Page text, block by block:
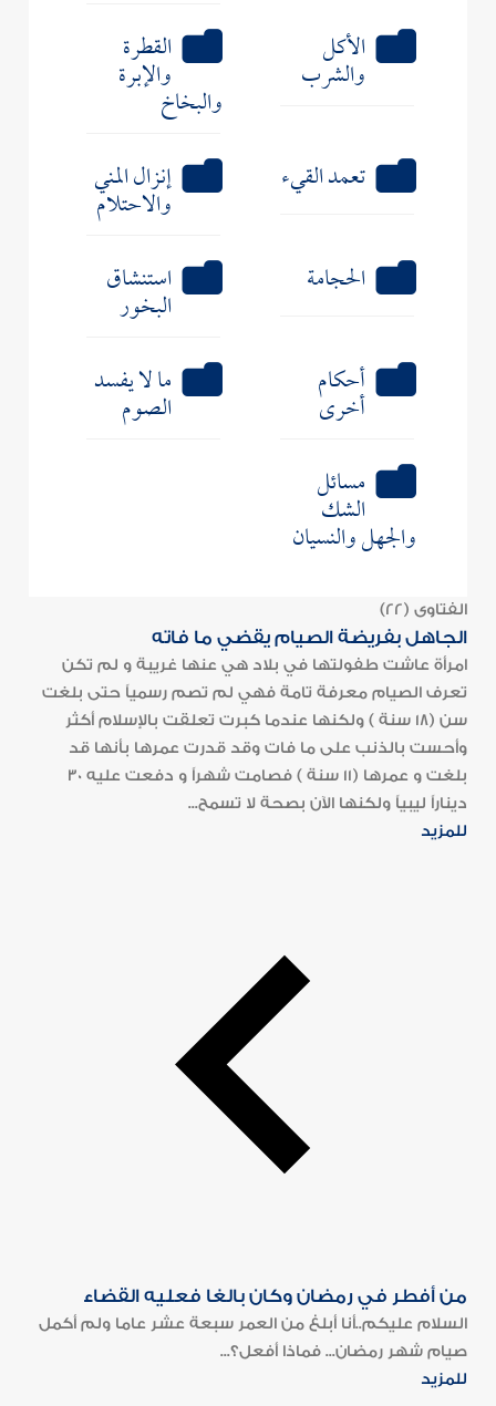
الأكل
والشرب
القطرة
والإبرة
والبخاخ
تعمد القيء
إنزال المني
والاحتلام
الحجامة
استنشاق
البخور
أحكام
أخرى
ما لا يفسد
الصوم
مسائل
الشك
والجهل والنسيان
الفتاوى (22)
الجاهل بفريضة الصيام يقضي ما فاته
امرأة عاشت طفولتها في بلاد هي عنها غريبة و لم تكن
تعرف الصيام معرفة تامة فهي لم تصم رسمياً حتى بلغت
سن (18 سنة ) ولكنها عندما كبرت تعلقت بالإسلام أكثر
وأحست بالذنب على ما فات وقد قدرت عمرها بأنها قد
بلغت و عمرها (11 سنة ) فصامت شهراً و دفعت عليه 30
ديناراً ليبياً ولكنها الآن بصحة لا تسمح...
للمزيد
من أفطر في رمضان وكان بالغا فعليه القضاء
السلام عليكم..أنا أبلغ من العمر سبعة عشر عاما ولم أكمل
صيام شهر رمضان... فماذا أفعل؟...
للمزيد